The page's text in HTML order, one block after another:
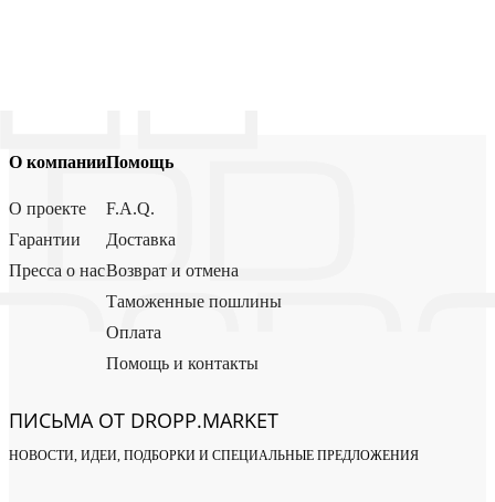
О компании
О проекте
Гарантии
Пресса о нас
Помощь
F.A.Q.
Доставка
Возврат и отмена
Таможенные пошлины
Оплата
Помощь и контакты
ПИСЬМА ОТ DROPP.MARKET
НОВОСТИ, ИДЕИ, ПОДБОРКИ И СПЕЦИАЛЬНЫЕ ПРЕДЛОЖЕНИЯ